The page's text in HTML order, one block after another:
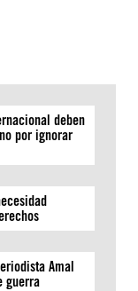
deben
por ignorar
Amal
guerra